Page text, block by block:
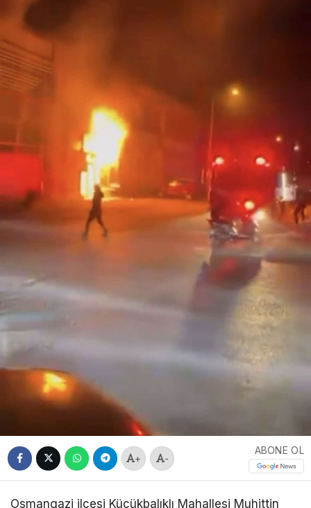
+ -
ABONE OL
Osmangazi ilçesi Küçükbalıklı Mahallesi Muhittin